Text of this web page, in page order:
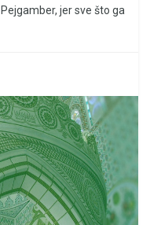
jer sve što ga